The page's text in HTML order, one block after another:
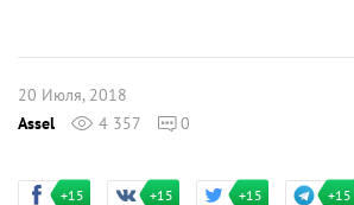
20 Июля, 2018
Assel
4 357 0
+15 +15 +15 +15